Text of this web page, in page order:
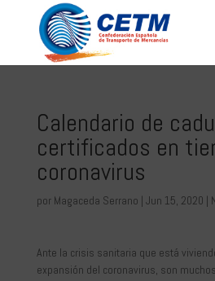
Calendario de
certificados en
coronavirus
por Magaceda Serrano | Jun 15, 2020 |
Ante la crisis sanitaria que está
expansión del coronavirus, son